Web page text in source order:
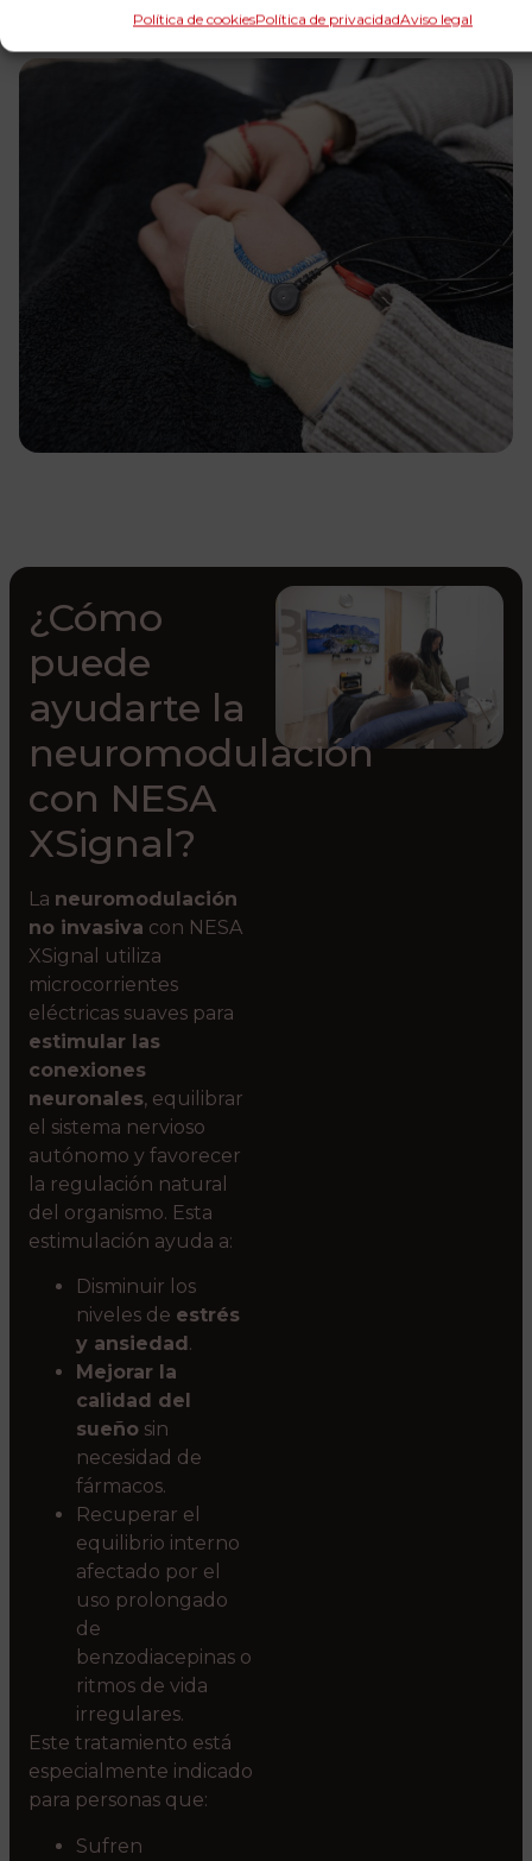
Política de cookiesPolítica de privacidadAviso legal
de manera gradual, segura y eficaz.
¿Cómo
puede
ayudarte la
neuromodulación
con NESA
XSignal?
La neuromodulación
no invasiva con NESA
XSignal utiliza
microcorrientes
eléctricas suaves para
estimular las
conexiones
neuronales, equilibrar
el sistema nervioso
autónomo y favorecer
la regulación natural
del organismo. Esta
estimulación ayuda a:
Disminuir los
niveles de estrés
y ansiedad .
Mejorar la
calidad del
sueño sin
necesidad de
fármacos.
Recuperar el
equilibrio interno
afectado por el
uso prolongado
de
benzodiacepinas o
ritmos de vida
irregulares.
Este tratamiento está
especialmente indicado
para personas que:
Sufren